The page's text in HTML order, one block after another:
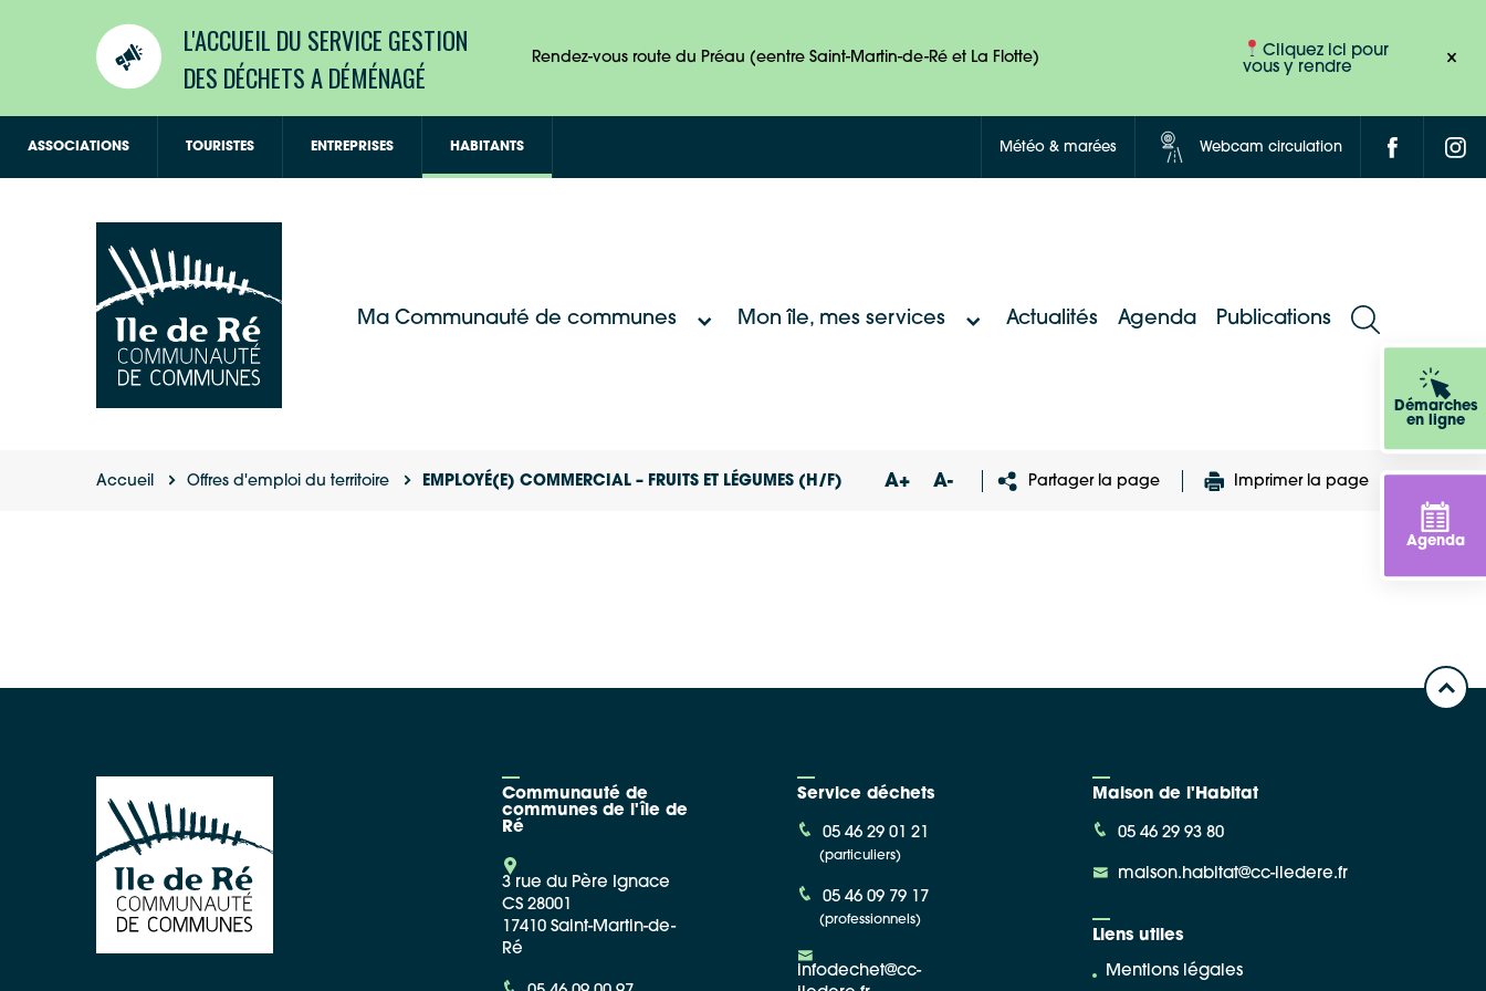
L'ACCUEIL DU SERVICE GESTION
DES DÉCHETS A DÉMÉNAGÉ
Rendez-vous route du Préau (eentre Saint-Martin-de-Ré et La Flotte)
Cliquez ici pour
vous y rendre
Démarches
en ligne
Agenda
ASSOCIATIONS TOURISTES ENTREPRISES HABITANTS Météo & marées Webcam circulation
Ma Communauté de communes Mon île, mes services Actualités Agenda Publications
Accueil Offres d'emploi du territoire EMPLOYÉ(E) COMMERCIAL – FRUITS ET LÉGUMES (H/F) A+ A- Partager la page Imprimer la page
Communauté de
communes de l'île de
Ré
3 rue du Père Ignace
CS 28001
17410 Saint-Martin-de-
Ré
Service déchets
05 46 29 01 21
(particuliers)
05 46 09 79 17
(professionnels)
infodechet@cc-
Maison de l'Habitat
05 46 29 93 80
maison.habitat@cc-iledere.fr
Liens utiles
Mentions légales